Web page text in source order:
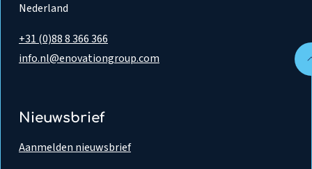
Nederland
+31 (0)88 8 366 366
info.nl@enovationgroup.com
Nieuwsbrief
Aanmelden nieuwsbrief